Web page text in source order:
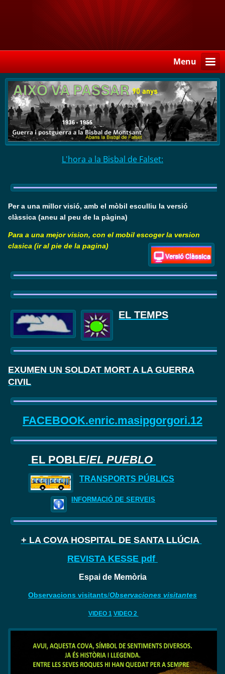
Menu
L'hora a la Bisbal de Falset:
Per a una millor visió, amb el mòbil esculliu la versió
clàssica (aneu al peu de la pàgina)
Para a una mejor vision, con el mobil escoger la version
clasica (ir al pie de la pagina)
EL TEMPS
EXUMEN UN SOLDAT MORT A LA GUERRA
CIVIL
FACEBOOK.enric.masipgorgori.12
EL POBLE/EL PUEBLO
TRANSPORTS PÚBLICS
INFORMACIÓ DE SERVEIS
+ LA COVA HOSPITAL DE SANTA LLÚCIA
REVISTA KESSE pdf
Espai de Memòria
Observacions visitants/Observaciones visitantes
VIDEO 1 VIDEO 2